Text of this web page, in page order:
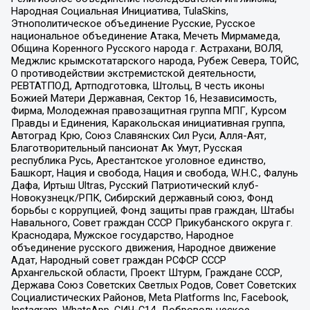
Народная Социальная Инициатива, TulaSkins,
Этнополитическое объединение Русские, Русское
национальное объединение Атака, Мечеть Мирмамеда,
Община Коренного Русского народа г. Астрахани, ВОЛЯ,
Меджлис крымскотатарского народа, Рубеж Севера, ТОЙС,
О противодействии экстремистской деятельности,
РЕВТАТПОД, Артподготовка, Штольц, В честь иконы
Божией Матери Державная, Сектор 16, Независимость,
Фирма, Молодежная правозащитная группа МПГ, Курсом
Правды и Единения, Каракольская инициативная группа,
Автоград Крю, Союз Славянских Сил Руси, Алля-Аят,
Благотворительный пансионат Ак Умут, Русская
республика Русь, Арестантское уголовное единство,
Башкорт, Нация и свобода, Нация и свобода, W.H.С., Фалунь
Дафа, Иртыш Ultras, Русский Патриотический клуб-
Новокузнецк/РПК, Сибирский державный союз, Фонд
борьбы с коррупцией, Фонд защиты прав граждан, Штабы
Навального, Совет граждан СССР Прикубанского округа г.
Краснодара, Мужское государство, Народное
объединение русского движения, Народное движение
Адат, Народный совет граждан РСФСР СССР
Архангельской области, Проект Штурм, Граждане СССР,
Держава Союз Советских Светлых Родов, Совет Советских
Социалистических Районов, Meta Platforms Inc, Facebook,